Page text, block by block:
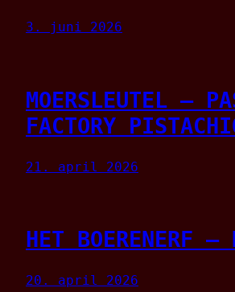
3. juni 2026
MOERSLEUTEL –
FACTORY
21. april 2026
HET BOERENERF
20. april 2026